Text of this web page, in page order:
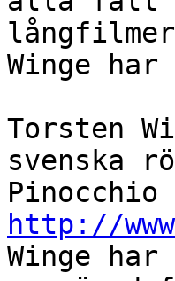
Winge
Torsten
svenska
http://
Winge